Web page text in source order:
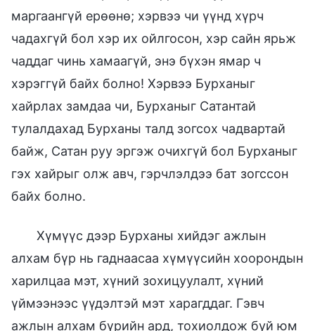
маргаангүй ерөөнө; хэрвээ чи үүнд хүрч
чадахгүй бол хэр их ойлгосон, хэр сайн ярьж
чаддаг чинь хамаагүй, энэ бүхэн ямар ч
хэрэггүй байх болно! Хэрвээ Бурханыг
хайрлах замдаа чи, Бурханыг Сатантай
тулалдахад Бурханы талд зогсох чадвартай
байж, Сатан руу эргэж очихгүй бол Бурханыг
гэх хайрыг олж авч, гэрчлэлдээ бат зогссон
байх болно.
Хүмүүс дээр Бурханы хийдэг ажлын
алхам бүр нь гаднаасаа хүмүүсийн хоорондын
харилцаа мэт, хүний зохицуулалт, хүний
үймээнээс үүдэлтэй мэт харагддаг. Гэвч
ажлын алхам бүрийн ард, тохиолдож буй юм